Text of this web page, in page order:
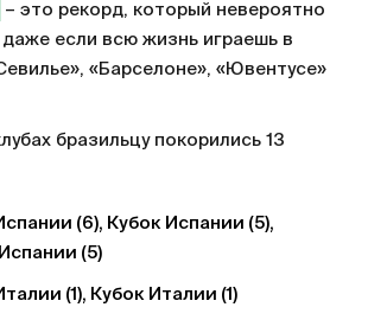
– это рекорд, который невероятно
если всю жизнь играешь в
«Барселоне», «Ювентусе»
бразильцу покорились 13
(6), Кубок Испании (5),
(5)
(1), Кубок Италии (1)